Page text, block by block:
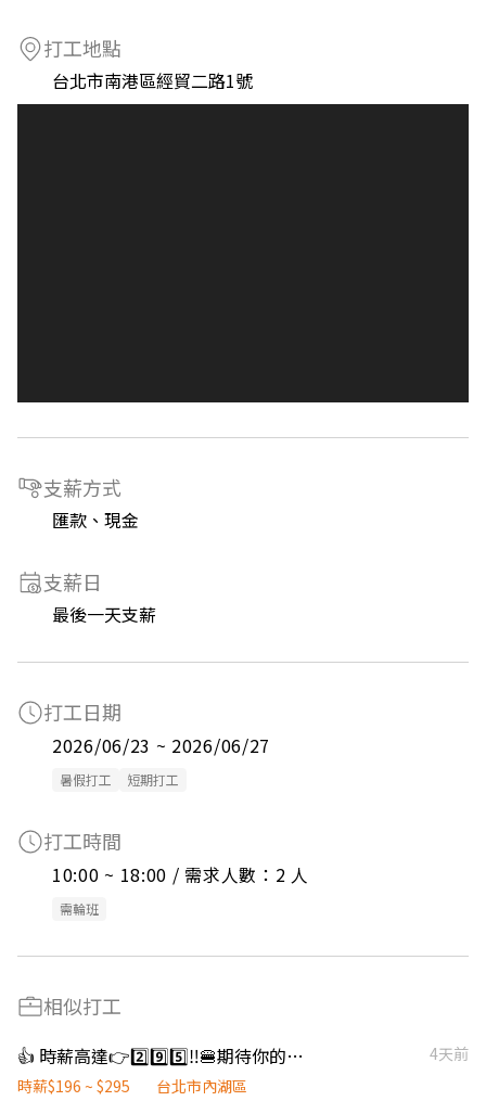
打工地點
台北市南港區經貿二路1號
支薪方式
匯款、現金
支薪日
最後一天支薪
打工日期
2026/06/23 ~ 2026/06/27
暑假打工 短期打工
打工時間
10:00 ~ 18:00 / 需求人數：2 人
需輪班
相似打工
👍 時薪高達👉2️⃣9️⃣5️⃣‼️🍔期待你的「麥」力演出🍟餐飲服務員
4天前
時薪$196 ~ $295
台北市內湖區